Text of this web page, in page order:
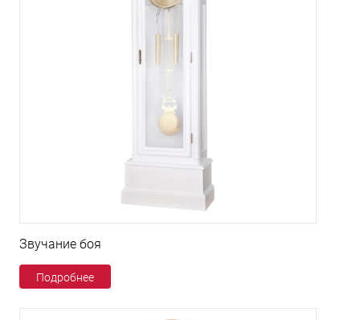
Звучание боя
Подробнее